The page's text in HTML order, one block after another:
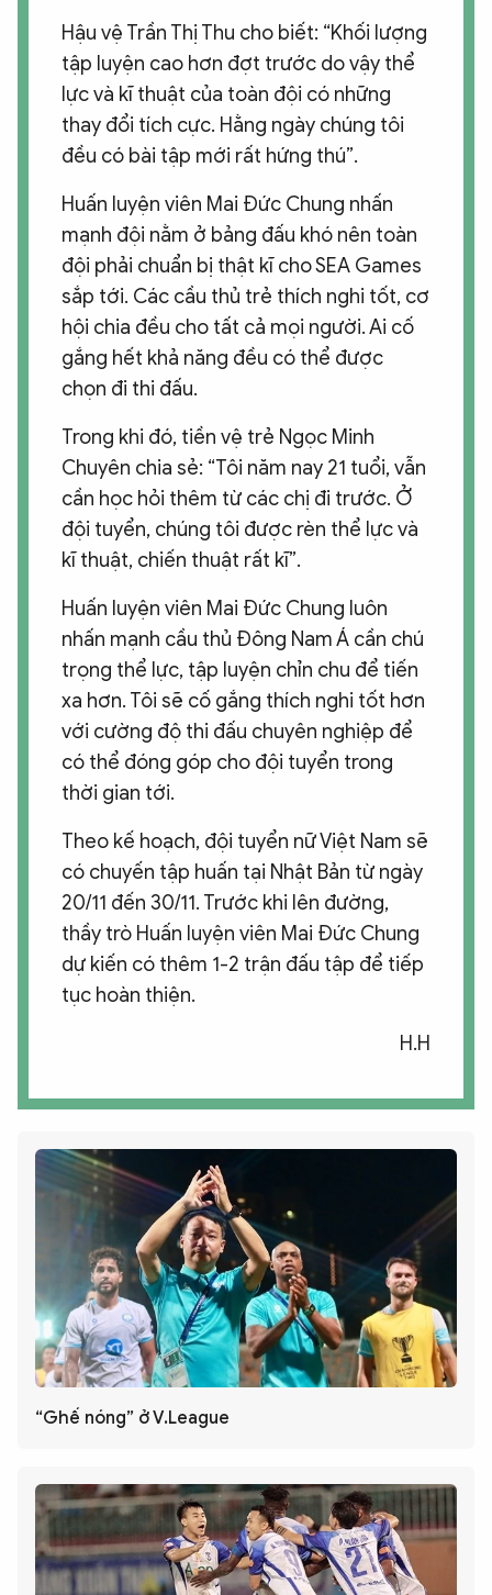
Hậu vệ Trần Thị Thu cho biết: “Khối lượng
tập luyện cao hơn đợt trước do vậy thể
lực và kĩ thuật của toàn đội có những
thay đổi tích cực. Hằng ngày chúng tôi
đều có bài tập mới rất hứng thú”.
Huấn luyện viên Mai Đức Chung nhấn
mạnh đội nằm ở bảng đấu khó nên toàn
đội phải chuẩn bị thật kĩ cho SEA Games
sắp tới. Các cầu thủ trẻ thích nghi tốt, cơ
hội chia đều cho tất cả mọi người. Ai cố
gắng hết khả năng đều có thể được
chọn đi thi đấu.
Trong khi đó, tiền vệ trẻ Ngọc Minh
Chuyên chia sẻ: “Tôi năm nay 21 tuổi, vẫn
cần học hỏi thêm từ các chị đi trước. Ở
đội tuyển, chúng tôi được rèn thể lực và
kĩ thuật, chiến thuật rất kĩ”.
Huấn luyện viên Mai Đức Chung luôn
nhấn mạnh cầu thủ Đông Nam Á cần chú
trọng thể lực, tập luyện chỉn chu để tiến
xa hơn. Tôi sẽ cố gắng thích nghi tốt hơn
với cường độ thi đấu chuyên nghiệp để
có thể đóng góp cho đội tuyển trong
thời gian tới.
Theo kế hoạch, đội tuyển nữ Việt Nam sẽ
có chuyến tập huấn tại Nhật Bản từ ngày
20/11 đến 30/11. Trước khi lên đường,
thầy trò Huấn luyện viên Mai Đức Chung
dự kiến có thêm 1-2 trận đấu tập để tiếp
tục hoàn thiện.
H.H
“Ghế nóng” ở V.League